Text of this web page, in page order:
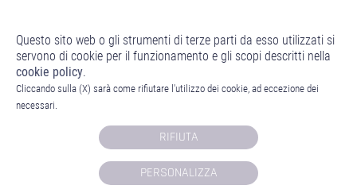
Questo sito web o gli strumenti di terze parti da esso utilizzati si
servono di cookie per il funzionamento e gli scopi descritti nella
cookie policy.
Cliccando sulla (X) sarà come rifiutare l'utilizzo dei cookie, ad eccezione dei
necessari.
RIFIUTA
PERSONALIZZA
Nuove Vacanze Romane S.r.l.Sede Legale: Corso Venezia 18
- 20121 Milano (MI) P.IVA 13239200960 Numero REA MI -
Crea Informatica S.r.l.2026 © Tutti i diritti riservati.